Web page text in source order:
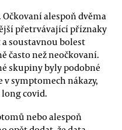
Očkovaní alespoň dvěma
přetrvávající příznaky
soustavnou bolest
často než neočkovaní.
skupiny byly podobné
symptomech nákazy,
covid.
nebo alespoň